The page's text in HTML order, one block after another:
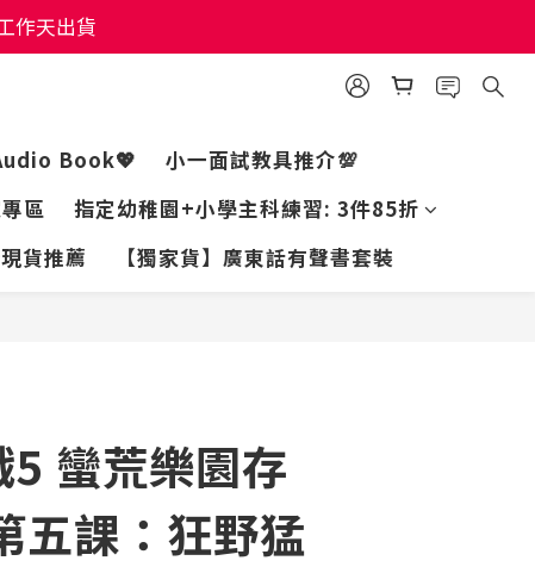
作天出貨
作天出貨
天出貨
Book💖
小一面試教具推介💯
區
指定幼稚園+小學主科練習: 3件85折
貨推薦 【獨家貨】廣東話有聲書套裝
蠻荒樂園存
五課：狂野猛